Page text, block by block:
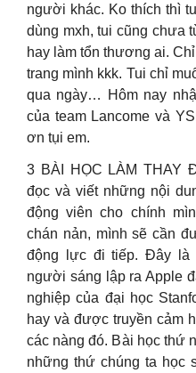
người khác. Ko thích thì
dùng mxh, tui cũng chưa
hay làm tổn thương ai.
trang mình kkk. Tui chỉ
qua ngày… Hôm nay
của team Lancome và
ơn tụi em.
3 BÀI HỌC LÀM THAY
đọc và viết những nội
động viên cho chính
chán nản, mình sẽ cần
động lực đi tiếp. Đây là
người sáng lập ra Apple
nghiệp của đại học
hay và được truyền cảm
các nàng đó. Bài học thứ
những thứ chúng ta học